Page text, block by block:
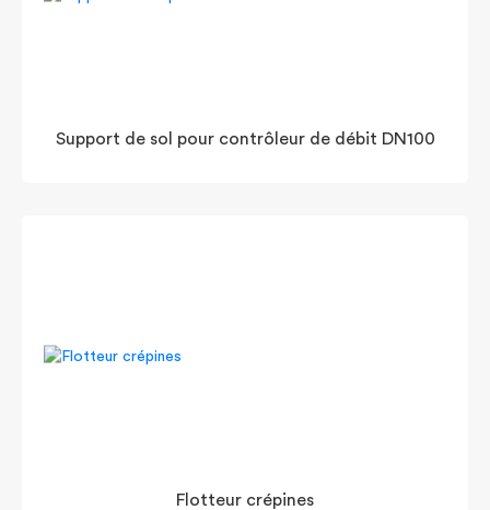
Support de sol pour contrôleur de débit DN100
Flotteur crépines